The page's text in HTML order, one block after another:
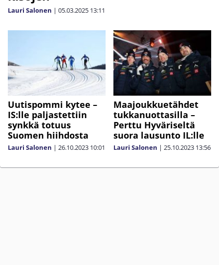
Lauri Salonen | 05.03.2025 13:11
Uutispommi kytee –
IS:lle paljastettiin
synkkä totuus
Suomen hiihdosta
Lauri Salonen | 26.10.2023 10:01
Maajoukkuetähdet
tukkanuottasilla –
Perttu Hyväriseltä
suora lausunto IL:lle
Lauri Salonen | 25.10.2023 13:56